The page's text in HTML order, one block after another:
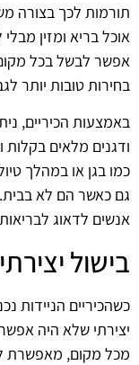
תורמות לכך בצורה
אוכל בריא ומזין
אפשר לבשל בכל
בחירות טובות יותר
באמצעות הכיריים,
ודגנים מלאים
כמו בגן או במהלך
גם כאשר הם לא בבית.
אנשים לדאוג
בישול
כשהכיריים הניידות
יצירתי שלא היה
מכל מקום, מאפשרת